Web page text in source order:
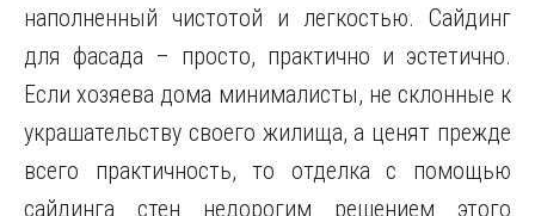
наполненный чистотой и легкостью. Сайдинг
для фасада – просто, практично и эстетично.
Если хозяева дома минималисты, не склонные к
украшательству своего жилища, а ценят прежде
всего практичность, то отделка с помощью
сайдинга стен недорогим решением этого